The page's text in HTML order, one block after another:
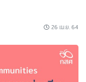
26 เม.ย. 64